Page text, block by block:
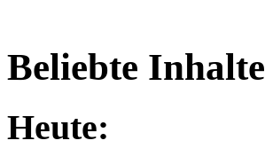
Beliebte Inhalte
Heute: